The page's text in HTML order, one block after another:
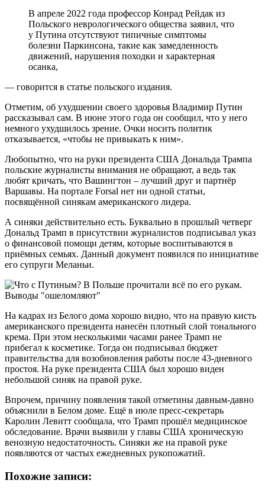
В апреле 2022 года профессор Конрад Рейдак из
Польского неврологического общества заявил, что
у Путина отсутствуют типичные симптомы
болезни Паркинсона, такие как замедленность
движений, нарушения походки и характерная
осанка,
— говорится в статье польского издания.
Отметим, об ухудшении своего здоровья Владимир Путин
рассказывал сам. В июне этого года он сообщил, что у него
немного ухудшилось зрение. Очки носить политик
отказывается, «чтобы не привыкать к ним».
Любопытно, что на руки президента США Дональда Трампа
польские журналисты внимания не обращают, а ведь так
любят кричать, что Вашингтон – лучший друг и партнёр
Варшавы. На портале Forsal нет ни одной статьи,
посвящённой синякам американского лидера.
А синяки действительно есть. Буквально в прошлый четверг
Дональд Трамп в присутствии журналистов подписывал указ
о финансовой помощи детям, которые воспитываются в
приёмных семьях. Данный документ появился по инициативе
его супруги Меланьи.
На кадрах из Белого дома хорошо видно, что на правую кисть
американского президента нанесён плотный слой тонального
крема. При этом несколькими часами ранее Трамп не
прибегал к косметике. Тогда он подписывал бюджет
правительства для возобновления работы после 43-дневного
простоя. На руке президента США был хорошо виден
небольшой синяк на правой руке.
Впрочем, причину появления такой отметины давным-давно
объяснили в Белом доме. Ещё в июле пресс-секретарь
Каролин Левитт сообщала, что Трамп прошёл медицинское
обследование. Врачи выявили у главы США хроническую
венозную недостаточность. Синяки же на правой руке
появляются от частых ежедневных рукопожатий.
Похожие записи: